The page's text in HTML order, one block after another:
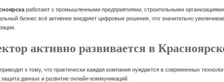
работают с промышленными предприятиями, строительными
бизнес всё активнее внедряет цифровые решения, что значительно
активно развивается в
к тому, что практически каждая компания нуждается в современных
данных и развитие онлайн-коммуникаций.